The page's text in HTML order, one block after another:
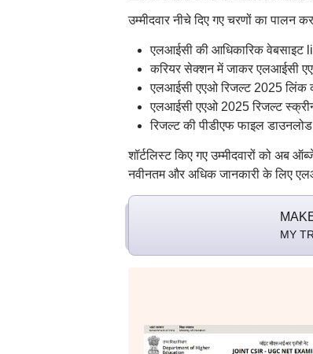
उम्मीदवार नीचे दिए गए चरणों का पालन
एलआईसी की आधिकारिक वेबसाइट
करियर सेक्शन में जाकर एलआईसी
एलआईसी एएओ रिजल्ट 2025 लिंक
एलआईसी एएओ 2025 रिजल्ट स्क्रीन
रिजल्ट की पीडीएफ फाइल
शॉर्टलिस्ट किए गए उम्मीदवारों को अब
नवीनतम और अधिक जानकारी के लिए
MY